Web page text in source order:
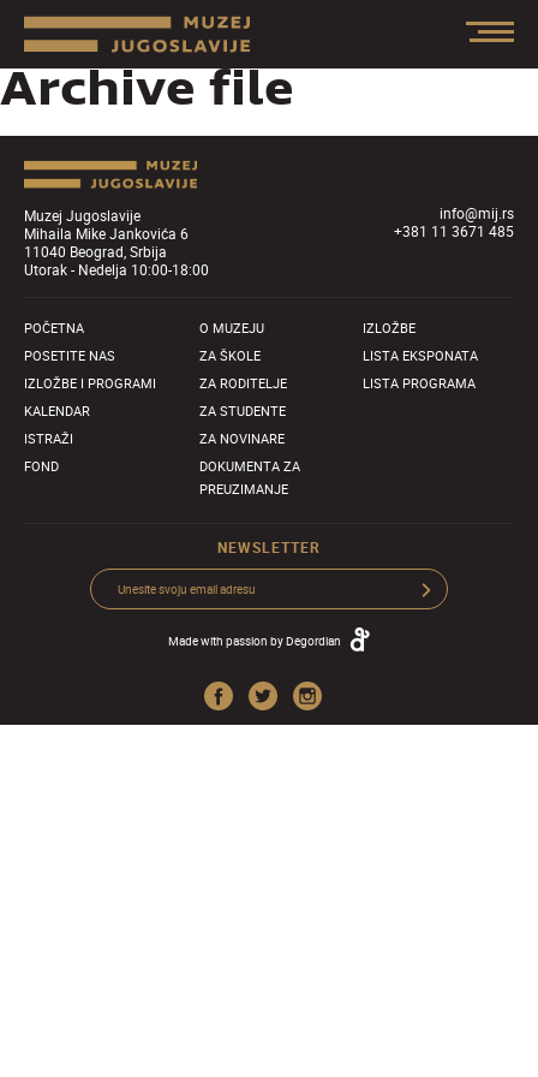
Archive file
Muzej Jugoslavije
Mihaila Mike Jankovića 6
11040 Beograd, Srbija
Utorak - Nedelja 10:00-18:00
info@mij.rs
+381 11 3671 485
POČETNA
POSETITE NAS
IZLOŽBE I PROGRAMI
KALENDAR
ISTRAŽI
FOND
O MUZEJU
ZA ŠKOLE
ZA RODITELJE
ZA STUDENTE
ZA NOVINARE
DOKUMENTA ZA
PREUZIMANJE
IZLOŽBE
LISTA EKSPONATA
LISTA PROGRAMA
NEWSLETTER
Made with passion byDegordian